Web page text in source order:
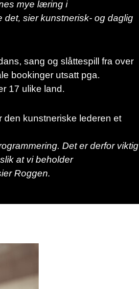
mye læring i
sier kunstnerisk- og daglig
sang og slåttespill fra over
bookinger utsatt pga.
17 ulike land.
den kunstneriske lederen et
Det er derfor viktig
at vi beholder
Roggen.